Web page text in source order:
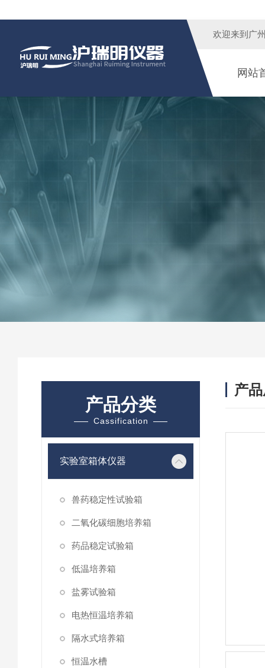
欢迎来到广
网站
产品分类
Cassification
实验室箱体仪器
兽药稳定性试验箱
二氧化碳细胞培养箱
药品稳定试验箱
低温培养箱
盐雾试验箱
电热恒温培养箱
隔水式培养箱
恒温水槽
产